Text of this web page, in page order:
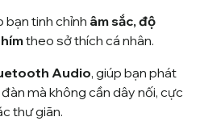
bạn tinh chỉnh âm sắc, độ
theo sở thích cá nhân.
Audio, giúp bạn phát
mà không cần dây nối, cực
thư giãn.